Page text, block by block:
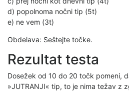
d) popolnoma nočni tip (5t)
e) ne vem (3t)
Obdelava: Seštejte točke.
Rezultat testa
Dosežek od 10 do 20 točk pomeni,
»JUTRANJI« tip, to je nima težav z